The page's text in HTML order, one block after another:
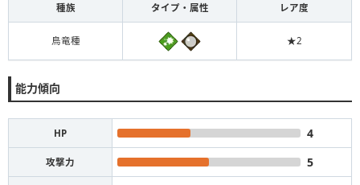
種族 タイプ・属性 レア度
鳥竜種 ★2
能力傾向
HP 4
攻撃力 5